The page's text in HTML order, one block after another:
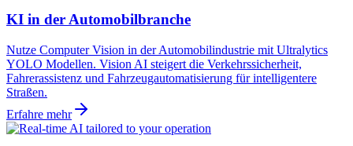
KI in der Automobilbranche
Nutze Computer Vision in der Automobilindustrie mit Ultralytics
YOLO Modellen. Vision AI steigert die Verkehrssicherheit,
Fahrerassistenz und Fahrzeugautomatisierung für intelligentere
Straßen.
Erfahre mehr